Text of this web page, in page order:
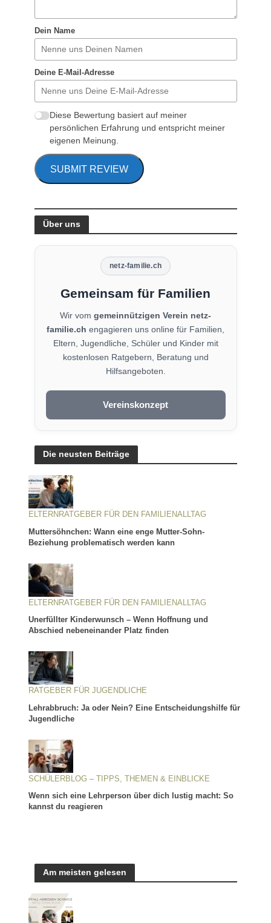
Dein Name
Deine E-Mail-Adresse
Diese Bewertung basiert auf meiner
persönlichen Erfahrung und entspricht meiner
eigenen Meinung.
SUBMIT REVIEW
Über uns
netz-familie.ch
Gemeinsam für Familien
Wir vom gemeinnützigen Verein netz-
familie.ch engagieren uns online für Familien,
Eltern, Jugendliche, Schüler und Kinder mit
kostenlosen Ratgebern, Beratung und
Hilfsangeboten.
Vereinskonzept
Die neusten Beiträge
ELTERNRATGEBER FÜR DEN FAMILIENALLTAG
Muttersöhnchen: Wann eine enge Mutter-Sohn-
Beziehung problematisch werden kann
ELTERNRATGEBER FÜR DEN FAMILIENALLTAG
Unerfüllter Kinderwunsch – Wenn Hoffnung und
Abschied nebeneinander Platz finden
RATGEBER FÜR JUGENDLICHE
Lehrabbruch: Ja oder Nein? Eine Entscheidungshilfe für
Jugendliche
SCHÜLERBLOG – TIPPS, THEMEN & EINBLICKE
Wenn sich eine Lehrperson über dich lustig macht: So
kannst du reagieren
Am meisten gelesen